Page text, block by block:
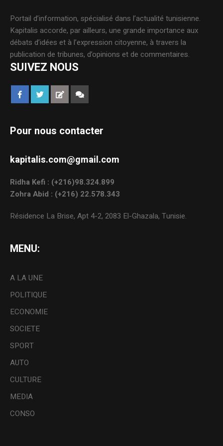
Portail d’information, spécialisé dans l’actualité tunisienne.
Kapitalis accorde, par ailleurs, une grande importance aux
débats d’idées et à l’expression citoyenne, à travers la
publication de tribunes, d’opinions et de commentaires.
SUIVEZ NOUS
Pour nous contacter
kapitalis.com@gmail.com
Ridha Kefi : (+216)98.324.899
Zohra Abid : (+216) 22.578.343
Résidence La Brise, Apt 4-2, 2083 El-Ghazala, Tunisie.
MENU:
A LA UNE
POLITIQUE
ECONOMIE
SOCIETE
SPORT
AUTO
CULTURE
MEDIA
CONSO